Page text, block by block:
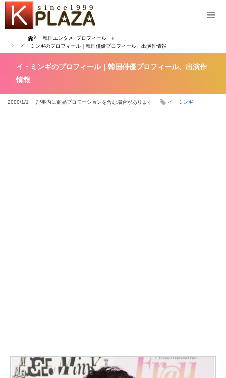
Home 韓国エンタメ
プロフィール
イ・ミンギのプロフィール｜韓国俳優プロフィール、出演作情報
イ・ミンギのプロフィール｜韓国俳優プロフィール、出演作
情報
2000/1/1 記事内に商品プロモーションを含む場合があります イ・ミンギ